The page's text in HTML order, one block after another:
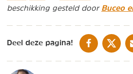
beschikking gesteld door Buceo
Deel deze pagina! DELEN OPDELEN